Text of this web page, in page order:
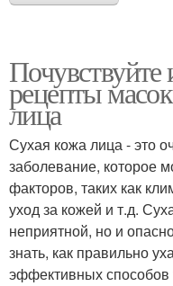
рецепты
лица
Сухая кожа лица - это
заболевание, которое
факторов, таких как
уход за кожей и т.д.
неприятной, но и
знать, как правильно
эффективных способов